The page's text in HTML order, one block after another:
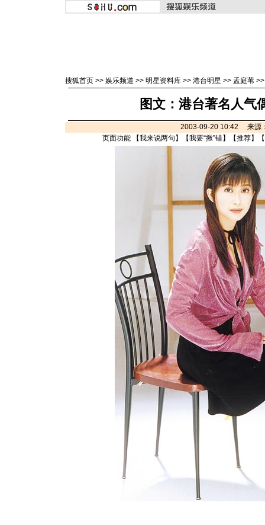
搜狐首页 >> 娱乐频道 >> 明星资料库 >> 港台明星 >> 孟庭苇
图文：港台著名人气
2003-09-20 10:42 来源
页面功能 【我来说两句 】【我要“揪”错】【推荐】